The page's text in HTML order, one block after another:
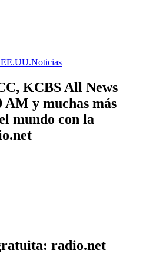
EE.UU.Noticias
KCBS All News
AM y muchas más
mundo con la
radio.net